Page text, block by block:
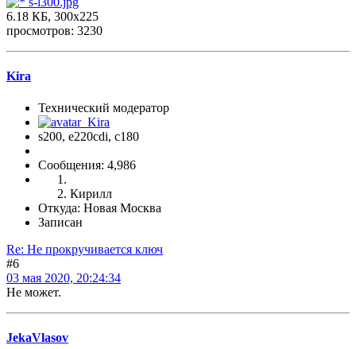
6.18 КБ, 300x225
просмотров: 3230
Kira
Технический модератор
s200, е220cdi, с180
Сообщения: 4,986
Кирилл
Откуда: Новая Москва
Записан
Re: Не прокручивается ключ
#6
03 мая 2020, 20:24:34
Не может.
JekaVlasov